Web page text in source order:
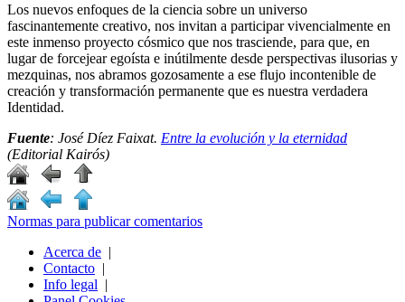
Los nuevos enfoques de la ciencia sobre un universo
fascinantemente creativo, nos invitan a participar vivencialmente en
este inmenso proyecto cósmico que nos trasciende, para que, en
lugar de forcejear egoísta e inútilmente desde perspectivas ilusorias y
mezquinas, nos abramos gozosamente a ese flujo incontenible de
creación y transformación permanente que es nuestra verdadera
Identidad.
Fuente: José Díez Faixat. Entre la evolución y la eternidad
(Editorial Kairós)
Normas para publicar comentarios
Acerca de |
Contacto |
Info legal |